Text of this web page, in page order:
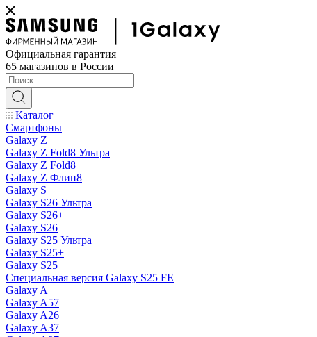
Официальная гарантия
65 магазинов в России
Каталог
Смартфоны
Galaxy Z
Galaxy Z Fold8 Ультра
Galaxy Z Fold8
Galaxy Z Флип8
Galaxy S
Galaxy S26 Ультра
Galaxy S26+
Galaxy S26
Galaxy S25 Ультра
Galaxy S25+
Galaxy S25
Специальная версия Galaxy S25 FE
Galaxy A
Galaxy A57
Galaxy A26
Galaxy A37